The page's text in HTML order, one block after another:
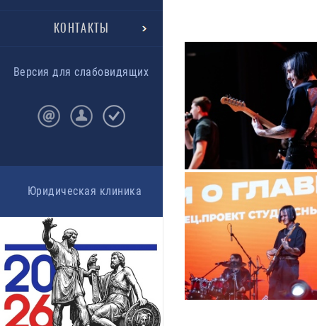
КОНТАКТЫ
Версия для слабовидящих
Юридическая клиника